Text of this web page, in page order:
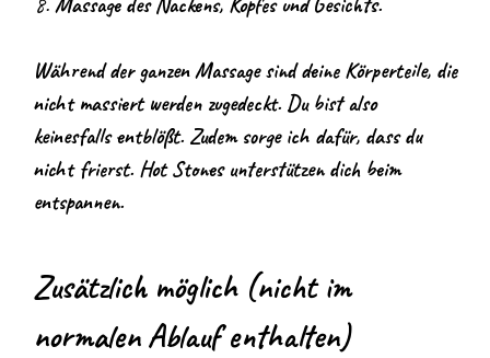
Während der ganzen Massage sind deine Körperteile, die
nicht massiert werden zugedeckt. Du bist also
keinesfalls entblößt. Zudem sorge ich dafür, dass du
nicht frierst. Hot Stones unterstützen dich beim
entspannen.
Zusätzlich möglich (nicht im
normalen Ablauf enthalten)